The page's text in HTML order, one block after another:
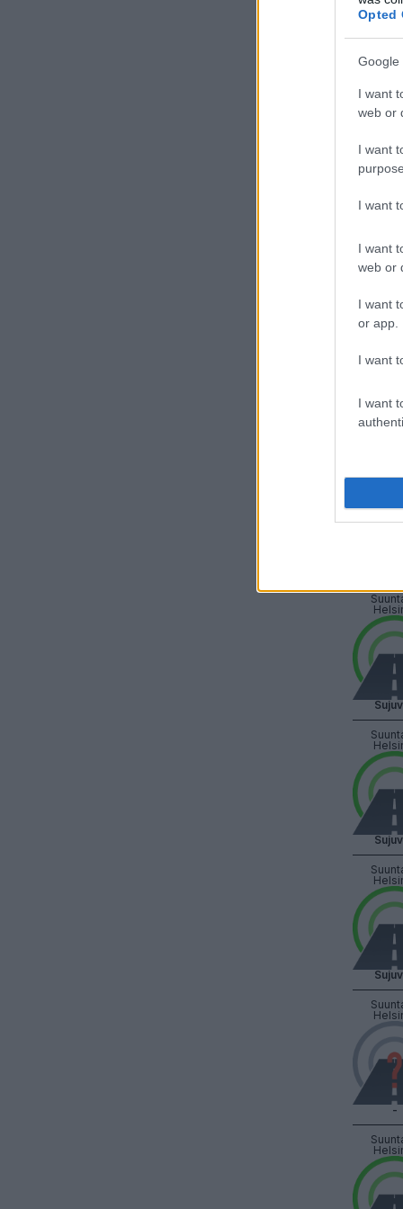
Opted
Google
I want
web or
I want
I want
I want
web or
I want
or app.
I want
I want
-